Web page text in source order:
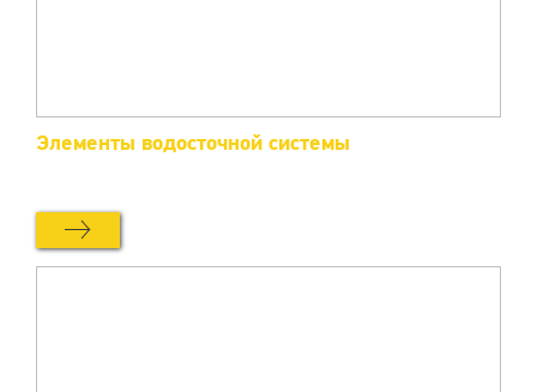
Элементы водосточной системы